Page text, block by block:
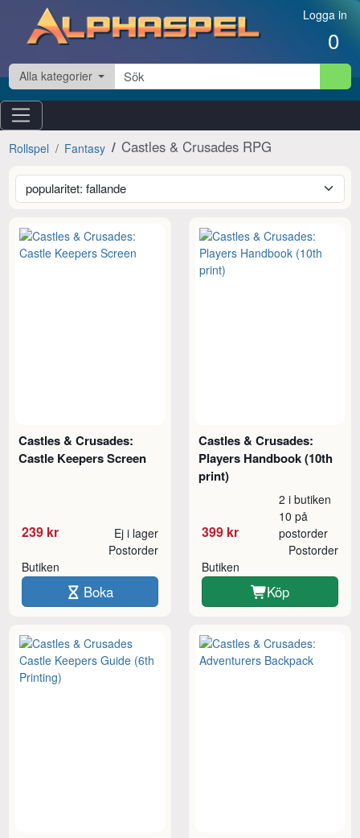
Hoppa till innehåll Logga in
0
Alla kategorier
Rollspel Fantasy Castles & Crusades RPG
Castles & Crusades:
Castle Keepers Screen
239 kr Ej i lager
Butiken
Postorder
Boka
Castles & Crusades:
Players Handbook (10th
print)
399 kr
2 i butiken
10 på
postorder
Butiken
Postorder
Köp